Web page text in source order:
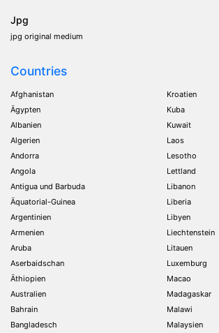
Jpg
jpg original medium
Countries
Afghanistan
Ägypten
Albanien
Algerien
Andorra
Angola
Antigua und Barbuda
Äquatorial-Guinea
Argentinien
Armenien
Aruba
Aserbaidschan
Äthiopien
Australien
Bahrain
Bangladesch
Kroatien
Kuba
Kuwait
Laos
Lesotho
Lettland
Libanon
Liberia
Libyen
Liechtenstein
Litauen
Luxemburg
Macao
Madagaskar
Malawi
Malaysien